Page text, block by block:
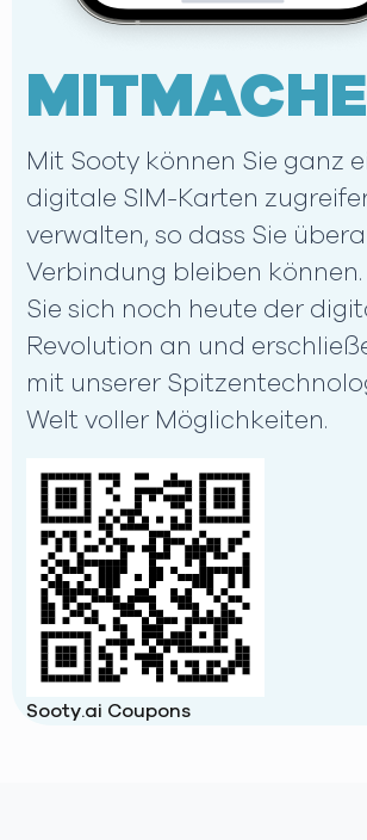
Mit Sooty können Sie ganz
digitale SIM-Karten
verwalten, so dass Sie
Verbindung bleiben können.
Sie sich noch heute der
Revolution an und
mit unserer
Welt voller Möglichkeiten.
Sooty.ai Coupons